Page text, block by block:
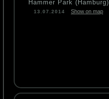
Hammer Park (Hamburg)
13.07.2014 Show on map